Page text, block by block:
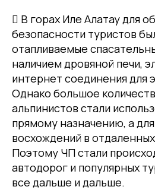
 В горах Иле Алатау для
безопасности туристов
отапливаемые
наличием дровяной печи,
интернет соединения для
Однако большое
альпинистов стали
прямому назначению, а
восхождений в
Поэтому ЧП стали
автодорог и популярных
все дальше и дальше.